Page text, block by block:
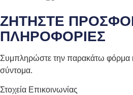
ΖΗΤΗΣΤΕ
ΠΛΗΡΟΦΟΡΙΕΣ
Συμπληρώστε την παρακάτω φόρμα
σύντομα.
Στοχεία Επικοινωνίας